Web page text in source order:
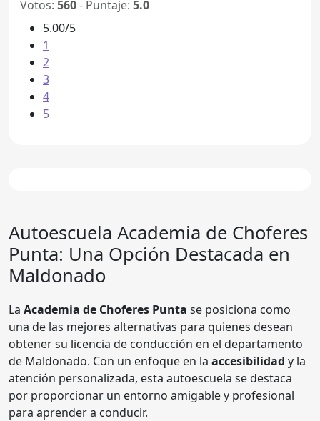
Votos: 560- Puntaje: 5.0
5.00/5
1
2
3
4
5
Autoescuela Academia de Choferes
Punta: Una Opción Destacada en
Maldonado
La Academia de Choferes Punta se posiciona como
una de las mejores alternativas para quienes desean
obtener su licencia de conducción en el departamento
de Maldonado. Con un enfoque en la accesibilidad y la
atención personalizada, esta autoescuela se destaca
por proporcionar un entorno amigable y profesional
para aprender a conducir.